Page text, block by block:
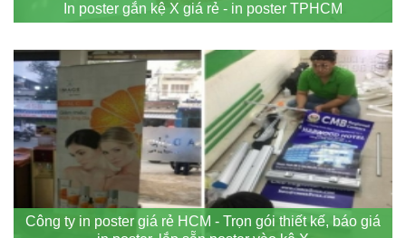
In poster gắn kệ X giá rẻ - in poster TPHCM
Công ty in poster giá rẻ HCM - Trọn gói thiết kế, báo giá